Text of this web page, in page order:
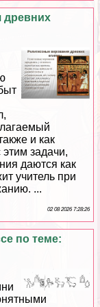
древних
и как
задачи,
даются как
учитель при
...
02 08 2026 7:28:26
по теме: